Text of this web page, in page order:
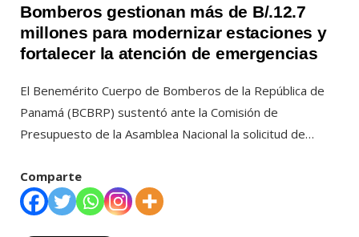
Bomberos gestionan más de B/.12.7
millones para modernizar estaciones y
fortalecer la atención de emergencias
El Benemérito Cuerpo de Bomberos de la República de
Panamá (BCBRP) sustentó ante la Comisión de
Presupuesto de la Asamblea Nacional la solicitud de…
Comparte